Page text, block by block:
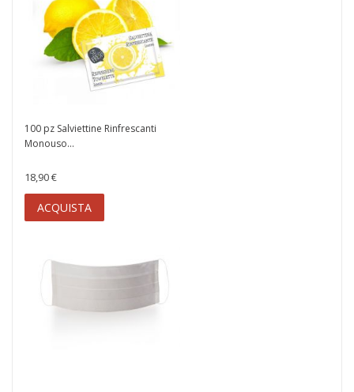
100 pz Salviettine Rinfrescanti
Monouso...
18,90 €
ACQUISTA